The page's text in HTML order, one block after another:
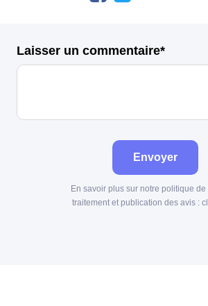
Laisser un commentaire*
Envoyer
En savoir plus sur notre politique de
traitement et publication des avis :